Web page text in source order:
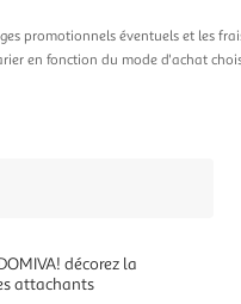
promotionnels éventuels et les
en fonction du mode d'achat
décorez la
attachants